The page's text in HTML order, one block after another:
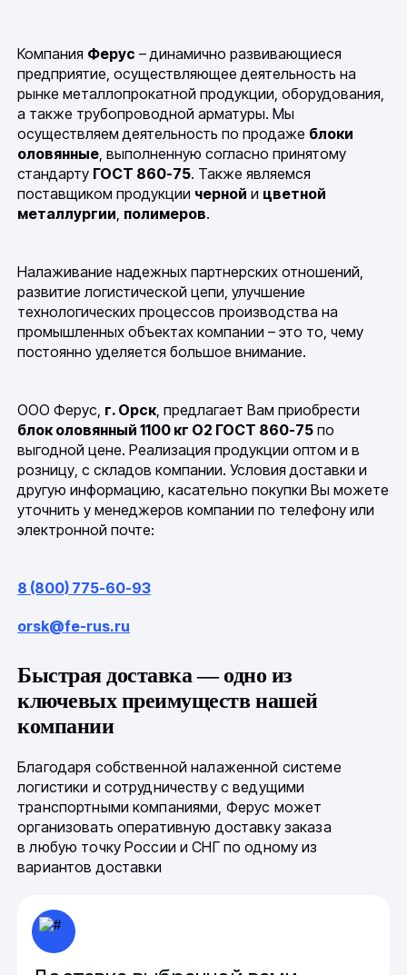
Компания Ферус – динамично развивающиеся
предприятие, осуществляющее деятельность на
рынке металлопрокатной продукции, оборудования,
а также трубопроводной арматуры. Мы
осуществляем деятельность по продаже блоки
оловянные, выполненную согласно принятому
стандарту ГОСТ 860-75. Также являемся
поставщиком продукции черной и цветной
металлургии, полимеров.
Налаживание надежных партнерских отношений,
развитие логистической цепи, улучшение
технологических процессов производства на
промышленных объектах компании – это то, чему
постоянно уделяется большое внимание.
ООО Ферус, г. Орск, предлагает Вам приобрести
блок оловянный 1100 кг О2 ГОСТ 860-75 по
выгодной цене. Реализация продукции оптом и в
розницу, с складов компании. Условия доставки и
другую информацию, касательно покупки Вы можете
уточнить у менеджеров компании по телефону или
электронной почте:
8 (800) 775-60-93
orsk@fe-rus.ru
Быстрая доставка — одно из
ключевых преимуществ нашей
компании
Благодаря собственной налаженной системе
логистики и сотрудничеству с ведущими
транспортными компаниями, Ферус может
организовать оперативную доставку заказа
в любую точку России и СНГ по одному из
вариантов доставки